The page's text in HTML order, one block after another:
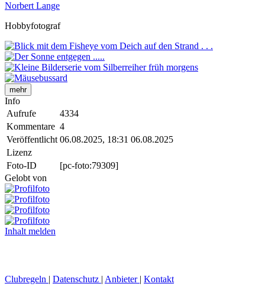
Norbert Lange
Hobbyfotograf
mehr
Info
Aufrufe
4334
Kommentare 4
Veröffentlicht 06.08.2025, 18:31 06.08.2025
Lizenz
Foto-ID
[pc-foto:79309]
Gelobt von
Inhalt melden
Clubregeln | Datenschutz | Anbieter | Kontakt